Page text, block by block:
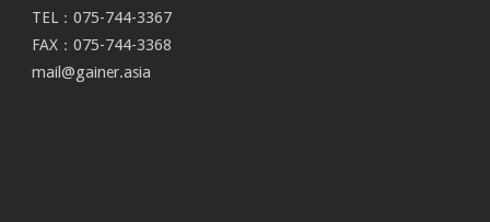
TEL：075-744-3367
FAX：075-744-3368
mail@gainer.asia